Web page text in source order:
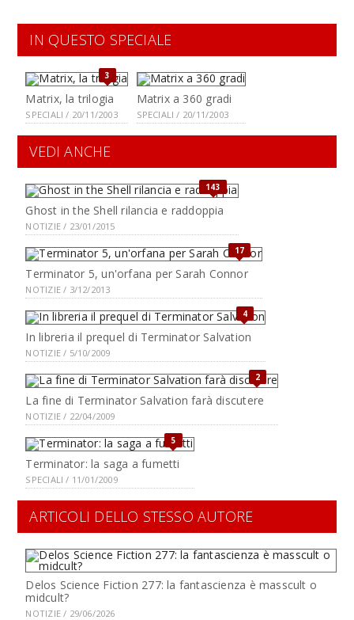
IN QUESTO SPECIALE
3
Matrix, la trilogia
SPECIALI / 20/11/2003
Matrix a 360 gradi
SPECIALI / 20/11/2003
VEDI ANCHE
143
Ghost in the Shell rilancia e raddoppia
NOTIZIE / 23/01/2015
17
Terminator 5, un'orfana per Sarah Connor
NOTIZIE / 3/12/2013
4
In libreria il prequel di Terminator Salvation
NOTIZIE / 5/10/2009
2
La fine di Terminator Salvation farà discutere
NOTIZIE / 22/04/2009
5
Terminator: la saga a fumetti
SPECIALI / 11/01/2009
ARTICOLI DELLO STESSO AUTORE
Delos Science Fiction 277: la fantascienza è masscult o
midcult?
NOTIZIE / 29/06/2026